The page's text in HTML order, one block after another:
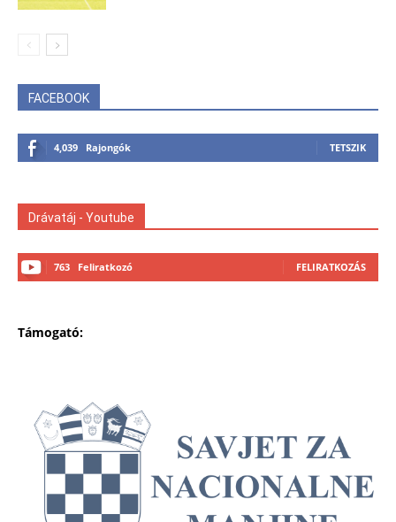
FACEBOOK
4,039 Rajongók TETSZIK
Drávatáj - Youtube
763 Feliratkozó FELIRATKOZÁS
Támogató: